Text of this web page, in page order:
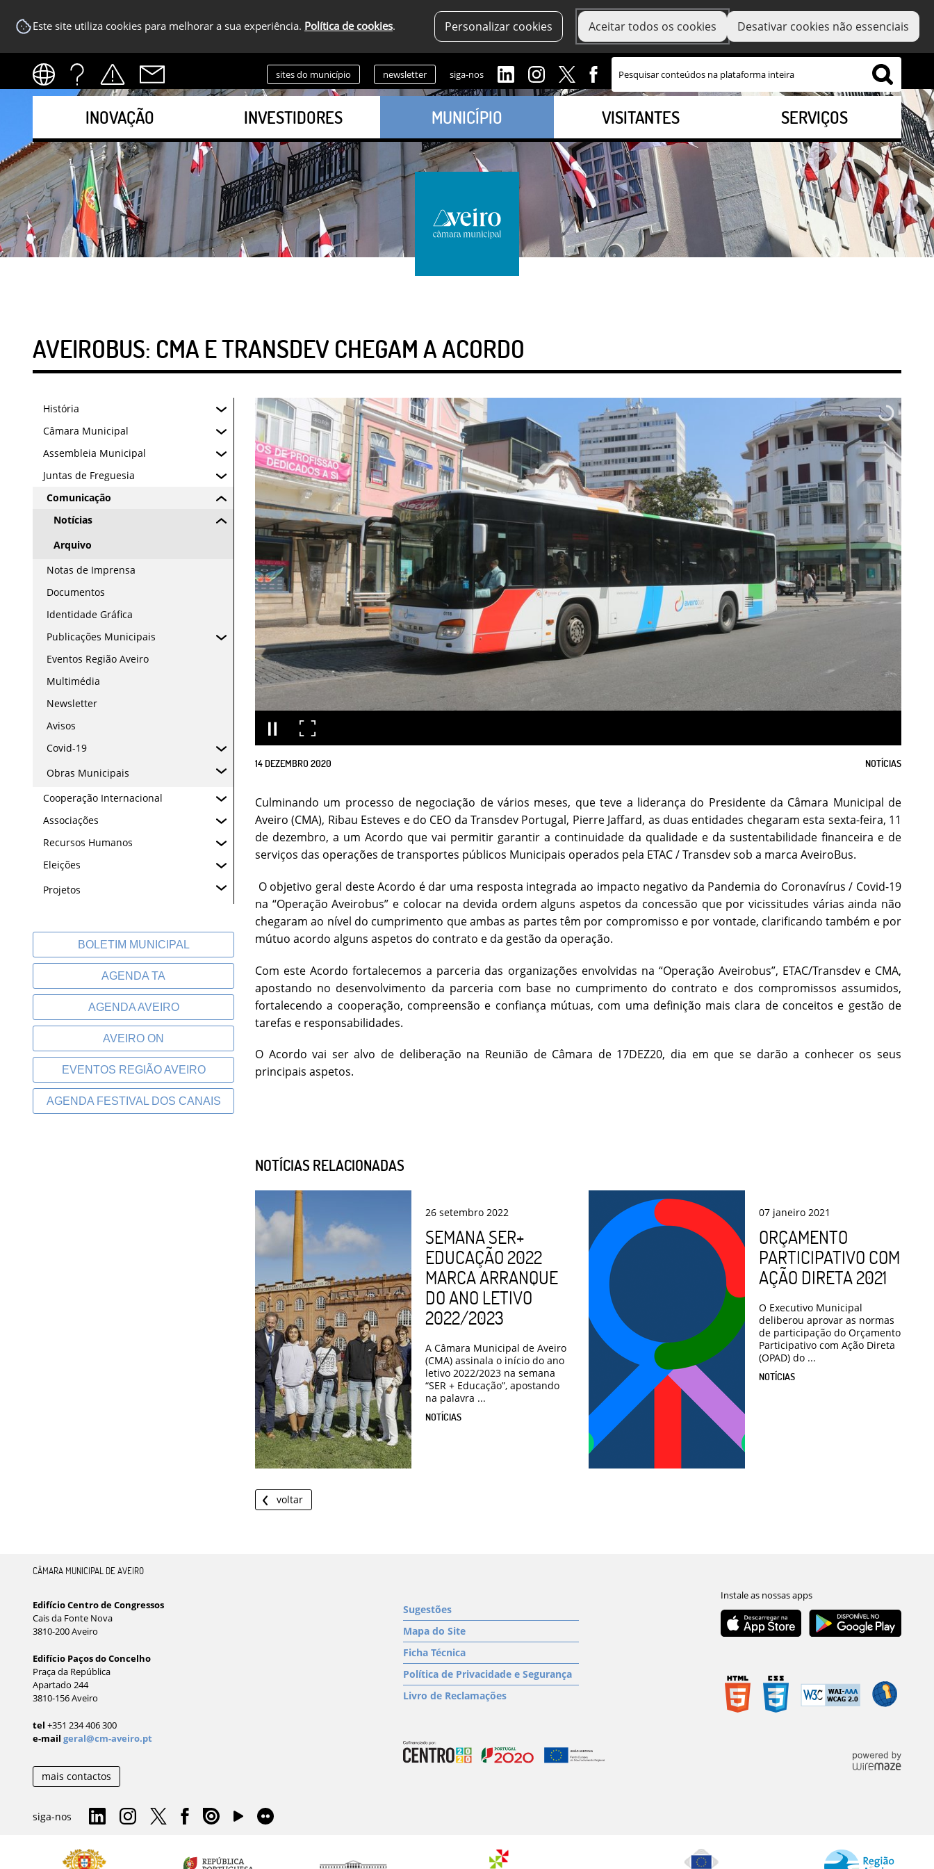
Este site utiliza cookies para melhorar a sua experiência. Política de cookies. Personalizar cookies Aceitar todos os cookies Desativar cookies não essenciais
sites do município newsletter siga-nos
INOVAÇÃO INVESTIDORES MUNICÍPIO VISITANTES SERVIÇOS
AVEIROBUS: CMA E TRANSDEV CHEGAM A ACORDO
História
Câmara Municipal
Assembleia Municipal
Juntas de Freguesia
Comunicação
Notícias
Arquivo
Notas de Imprensa
Documentos
Identidade Gráfica
Publicações Municipais
Eventos Região Aveiro
Multimédia
Newsletter
Avisos
Covid-19
Obras Municipais
Cooperação Internacional
Associações
Recursos Humanos
Eleições
Projetos
BOLETIM MUNICIPAL
AGENDA TA
AGENDA AVEIRO
AVEIRO ON
EVENTOS REGIÃO AVEIRO
AGENDA FESTIVAL DOS CANAIS
14 DEZEMBRO2020 NOTÍCIAS
Culminando um processo de negociação de vários meses, que teve a liderança do Presidente da Câmara Municipal de
Aveiro (CMA), Ribau Esteves e do CEO da Transdev Portugal, Pierre Jaffard, as duas entidades chegaram esta sexta-feira, 11
de dezembro, a um Acordo que vai permitir garantir a continuidade da qualidade e da sustentabilidade financeira e de
serviços das operações de transportes públicos Municipais operados pela ETAC / Transdev sob a marca AveiroBus.
O objetivo geral deste Acordo é dar uma resposta integrada ao impacto negativo da Pandemia do Coronavírus / Covid-19
na “Operação Aveirobus” e colocar na devida ordem alguns aspetos da concessão que por vicissitudes várias ainda não
chegaram ao nível do cumprimento que ambas as partes têm por compromisso e por vontade, clarificando também e por
mútuo acordo alguns aspetos do contrato e da gestão da operação.
Com este Acordo fortalecemos a parceria das organizações envolvidas na “Operação Aveirobus”, ETAC/Transdev e CMA,
apostando no desenvolvimento da parceria com base no cumprimento do contrato e dos compromissos assumidos,
fortalecendo a cooperação, compreensão e confiança mútuas, com uma definição mais clara de conceitos e gestão de
tarefas e responsabilidades.
O Acordo vai ser alvo de deliberação na Reunião de Câmara de 17DEZ20, dia em que se darão a conhecer os seus
principais aspetos.
NOTÍCIAS RELACIONADAS
26 setembro 2022
SEMANA SER+
EDUCAÇÃO 2022
MARCA ARRANQUE
DO ANO LETIVO
2022/2023
A Câmara Municipal de Aveiro
(CMA) assinala o início do ano
letivo 2022/2023 na semana
“SER + Educação”, apostando
na palavra ...
NOTÍCIAS
07 janeiro 2021
ORÇAMENTO
PARTICIPATIVO COM
AÇÃO DIRETA 2021
O Executivo Municipal
deliberou aprovar as normas
de participação do Orçamento
Participativo com Ação Direta
(OPAD) do ...
NOTÍCIAS
voltar
CÂMARA MUNICIPAL DE AVEIRO
Edifício Centro de Congressos
Cais da Fonte Nova
3810-200 Aveiro
Edifício Paços do Concelho
Praça da República
Apartado 244
3810-156 Aveiro
tel +351 234 406 300
e-mail geral@cm-aveiro.pt
mais contactos
siga-nos
Sugestões
Mapa do Site
Ficha Técnica
Política de Privacidade e Segurança
Livro de Reclamações